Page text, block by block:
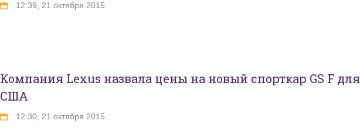
12:39, 21 октября 2015
Компания Lexus назвала цены на новый спорткар GS F для
США
12:30, 21 октября 2015